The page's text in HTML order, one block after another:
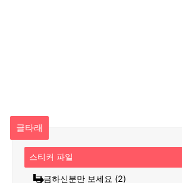
글타래
스티커 파일
궁금하신분만 보세요 (2)